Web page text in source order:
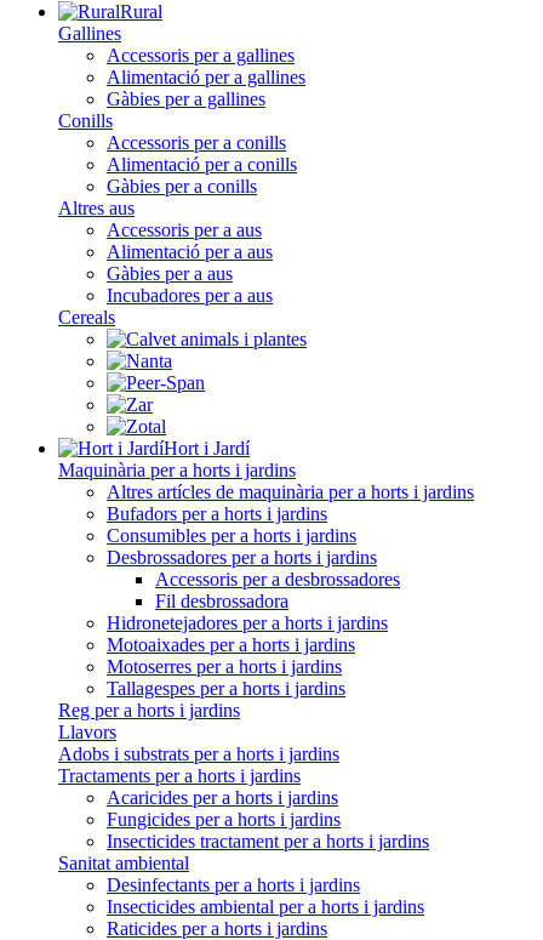
Rural
Gallines
Accessoris per a gallines
Alimentació per a gallines
Gàbies per a gallines
Conills
Accessoris per a conills
Alimentació per a conills
Gàbies per a conills
Altres aus
Accessoris per a aus
Alimentació per a aus
Gàbies per a aus
Incubadores per a aus
Cereals
Hort i Jardí
Maquinària per a horts i jardins
Altres artícles de maquinària per a horts i jardins
Bufadors per a horts i jardins
Consumibles per a horts i jardins
Desbrossadores per a horts i jardins
Accessoris per a desbrossadores
Fil desbrossadora
Hidronetejadores per a horts i jardins
Motoaixades per a horts i jardins
Motoserres per a horts i jardins
Tallagespes per a horts i jardins
Reg per a horts i jardins
Llavors
Adobs i substrats per a horts i jardins
Tractaments per a horts i jardins
Acaricides per a horts i jardins
Fungicides per a horts i jardins
Insecticides tractament per a horts i jardins
Sanitat ambiental
Desinfectants per a horts i jardins
Insecticides ambiental per a horts i jardins
Raticides per a horts i jardins